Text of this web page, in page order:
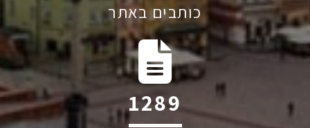
כותבים באתר
1863